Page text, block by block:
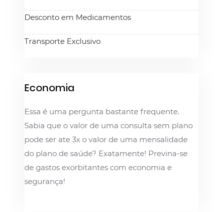
Desconto em Medicamentos
Transporte Exclusivo
Economia
Essa é uma pergunta bastante frequente.
Sabia que o valor de uma consulta sem plano
pode ser ate 3x o valor de uma mensalidade
do plano de saúde? Exatamente! Previna-se
de gastos exorbitantes com economia e
segurança!